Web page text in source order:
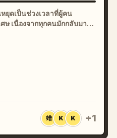
ฉากโปสการ์ด คอล
อร์สไตล์จุดหมายปลายทาง
ยุดเป็นช่วงเวลาที่ผู้คน
ษ เนื่องจากทุกคนมักกลับมา
蜡 K K +1